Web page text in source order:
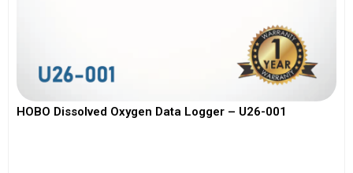
HOBO Dissolved Oxygen Data Logger – U26-001